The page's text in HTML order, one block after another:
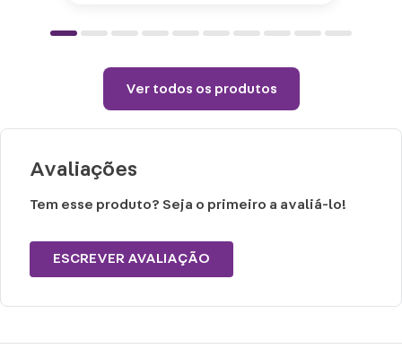
Não limpar a seco.
Ver todos os produtos
Avaliações
Tem esse produto? Seja o primeiro a avaliá-lo!
ESCREVER AVALIAÇÃO